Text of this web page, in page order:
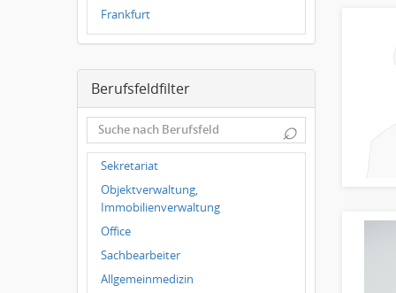
Frankfurt
Dresden
Leipzig
Dortmund
Wuppertal
Hallbergmoos
Würzburg
Grünwald
Ulm
Bielefeld
Hannover
Berufsfeldfilter
⌕
Sekretariat
Objektverwaltung,
Immobilienverwaltung
Office
Sachbearbeiter
Allgemeinmedizin